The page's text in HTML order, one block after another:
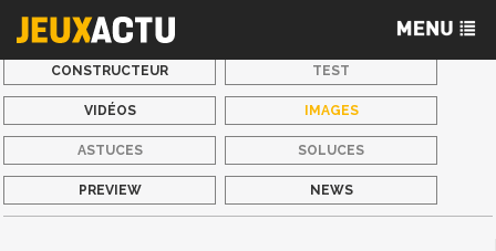
CONSTRUCTEUR TEST
VIDÉOS IMAGES
ASTUCES SOLUCES
PREVIEW NEWS